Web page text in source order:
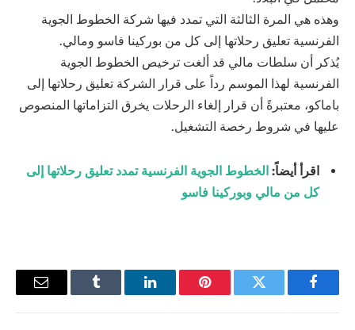
وهذه هي المرة الثالثة التي تمدد فيها شركة الخطوط الجوية
الفرنسية تعليق رحلاتها إلى كل من بوركينا فاسو ومالي.
يُذكر أن سلطات مالي قد ألغت ترخيص الخطوط الجوية
الفرنسية لهذا الموسم رداً على قرار الشركة تعليق رحلاتها إلى
باماكو، معتبرةً أن قرار إلغاء الرحلات يخرق التزاماتها المنصوص
عليها في شروط رخصة التشغيل.
اقرأ أيضاً: الخطوط الجوية الفرنسية تمدد تعليق رحلاتها إلى
كل من مالي وبوركينا فاسو
فيسبوك تويتر بينتيريستلينكدإن Tumblr
البريد